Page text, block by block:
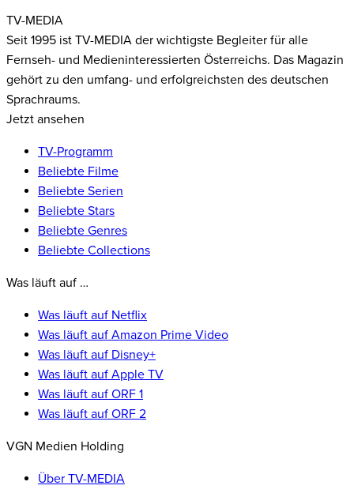
TV-MEDIA
Seit 1995 ist TV-MEDIA der wichtigste Begleiter für alle
Fernseh- und Medieninteressierten Österreichs. Das Magazin
gehört zu den umfang- und erfolgreichsten des deutschen
Sprachraums.
Jetzt ansehen
TV-Programm
Beliebte Filme
Beliebte Serien
Beliebte Stars
Beliebte Genres
Beliebte Collections
Was läuft auf …
Was läuft auf Netflix
Was läuft auf Amazon Prime Video
Was läuft auf Disney+
Was läuft auf Apple TV
Was läuft auf ORF 1
Was läuft auf ORF 2
VGN Medien Holding
Über TV-MEDIA